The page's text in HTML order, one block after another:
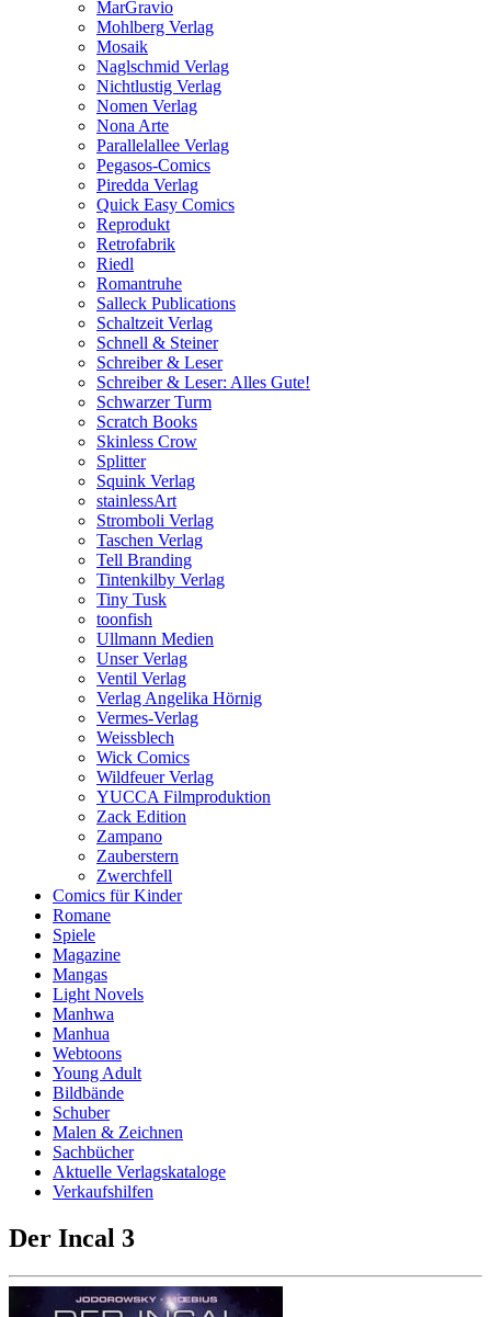
MarGravio
Mohlberg Verlag
Mosaik
Naglschmid Verlag
Nichtlustig Verlag
Nomen Verlag
Nona Arte
Parallelallee Verlag
Pegasos-Comics
Piredda Verlag
Quick Easy Comics
Reprodukt
Retrofabrik
Riedl
Romantruhe
Salleck Publications
Schaltzeit Verlag
Schnell & Steiner
Schreiber & Leser
Schreiber & Leser: Alles Gute!
Schwarzer Turm
Scratch Books
Skinless Crow
Splitter
Squink Verlag
stainlessArt
Stromboli Verlag
Taschen Verlag
Tell Branding
Tintenkilby Verlag
Tiny Tusk
toonfish
Ullmann Medien
Unser Verlag
Ventil Verlag
Verlag Angelika Hörnig
Vermes-Verlag
Weissblech
Wick Comics
Wildfeuer Verlag
YUCCA Filmproduktion
Zack Edition
Zampano
Zauberstern
Zwerchfell
Comics für Kinder
Romane
Spiele
Magazine
Mangas
Light Novels
Manhwa
Manhua
Webtoons
Young Adult
Bildbände
Schuber
Malen & Zeichnen
Sachbücher
Aktuelle Verlagskataloge
Verkaufshilfen
Der Incal 3